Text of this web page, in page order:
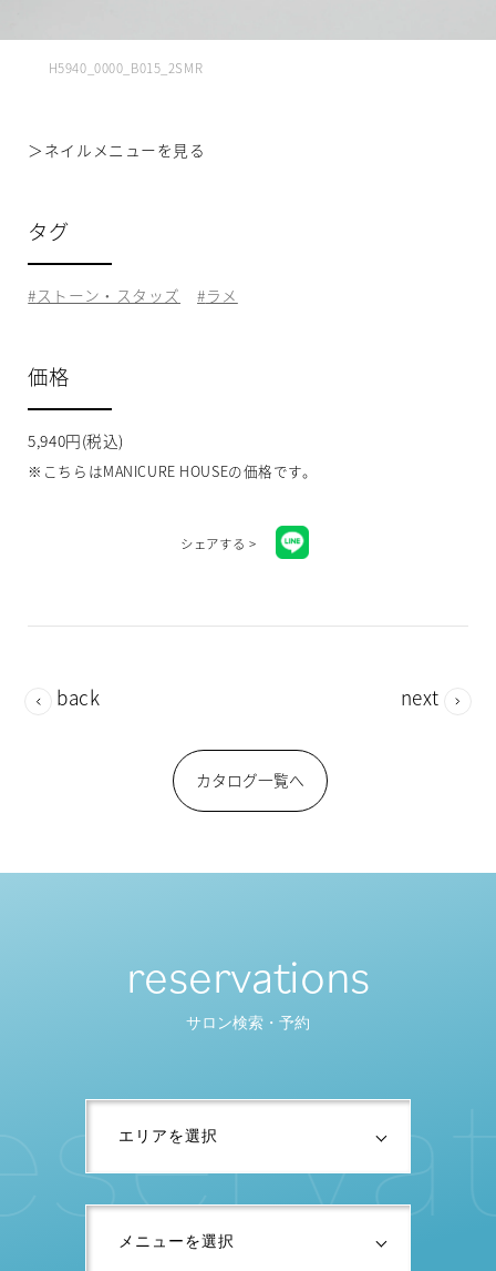
H5940_0000_B015_2SMR
＞ ネイルメニューを見る
タグ
ストーン・スタッズ ラメ
価格
5,940円(税込)
※こちらはMANICURE HOUSEの価格です。
シェアする >
back
カタログ一覧へ
next
reservations
サロン検索・予約
serva